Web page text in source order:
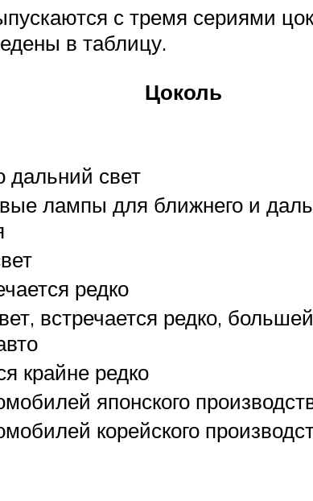
с тремя сериями
в таблицу.
Цоколь
дальний свет
лампы для ближнего и
редко
встречается редко,
крайне редко
японского
корейского